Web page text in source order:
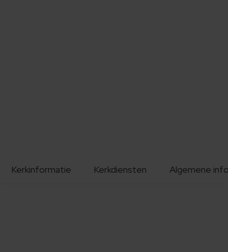
Kerkinformatie Kerkdiensten Algemene